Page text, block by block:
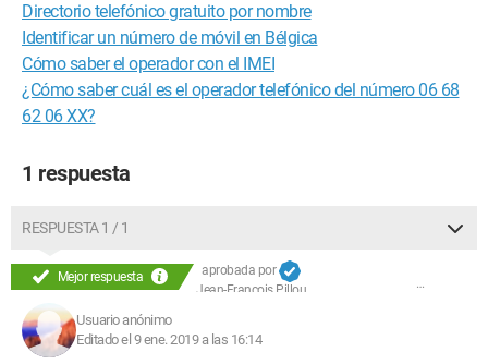
Directorio telefónico gratuito por nombre
Identificar un número de móvil en Bélgica
Cómo saber el operador con el IMEI
¿Cómo saber cuál es el operador telefónico del número 06 68
62 06 XX?
1 respuesta
RESPUESTA 1 / 1
Mejor respuesta
aprobada por
Jean-François Pillou
Usuario anónimo
Editado el 9 ene. 2019 a las 16:14